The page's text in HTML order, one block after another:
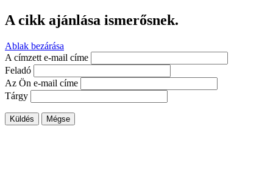
A cikk ajánlása ismerősnek.
Ablak bezárása
A címzett e-mail címe
Feladó
Az Ön e-mail címe
Tárgy
Küldés Mégse